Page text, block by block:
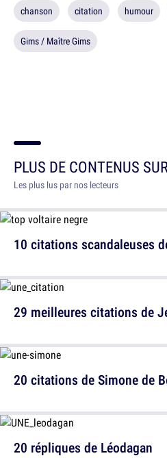
chanson citation humour
Gims / Maître Gims
PLUS DE CONTENUS
Les plus lus par nos lecteurs
10 citations scandaleuses
20 citations de Simone de
29 meilleures citations de
20 répliques de Léodagan